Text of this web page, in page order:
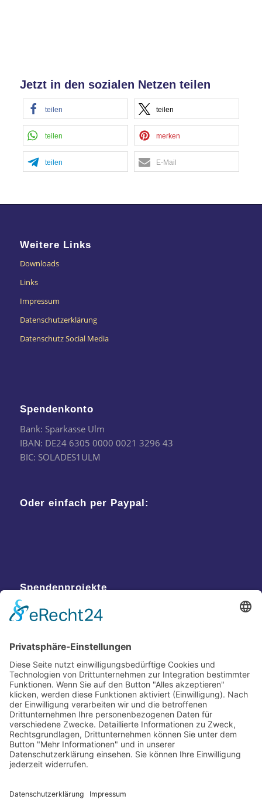
Jetzt in den sozialen Netzen teilen
teilen teilen
teilen merken
teilen E-Mail
Weitere Links
Downloads
Links
Impressum
Datenschutzerklärung
Datenschutz Social Media
Spendenkonto
Bank: Sparkasse Ulm
IBAN: DE24 6305 0000 0021 3296 43
BIC: SOLADES1ULM
Oder einfach per Paypal:
Spendenprojekte
Kontakt
Postanschrift
Traumkatzen e.V.
89231 Neu-Ulm